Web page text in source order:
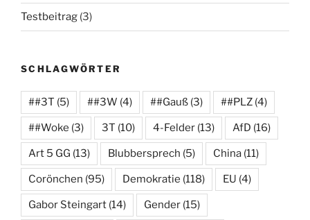
Testbeitrag (3)
SCHLAGWÖRTER
##3T (5) ##3W (4) ##Gauß (3) ##PLZ (4)
##Woke (3) 3T (10) 4-Felder (13) AfD (16)
Art 5 GG (13) Blubbersprech (5) China (11)
Corönchen (95) Demokratie (118) EU (4)
Gabor Steingart (14) Gender (15)